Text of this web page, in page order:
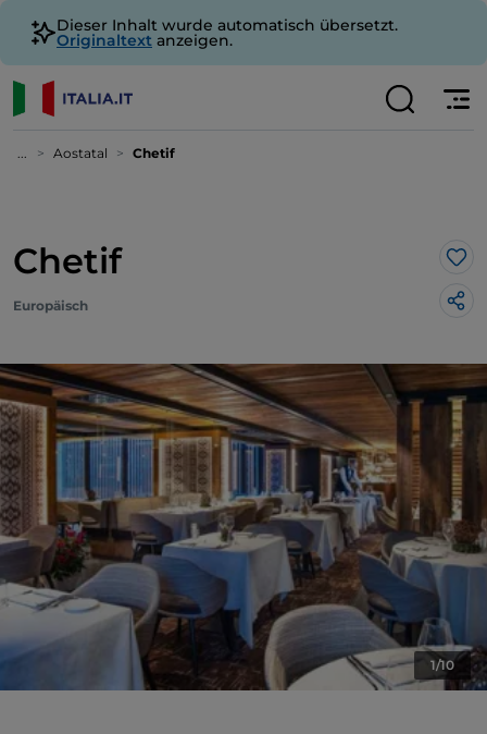
Dieser Inhalt wurde automatisch übersetzt.
Originaltext anzeigen.
... Aostatal Chetif
Chetif
Europäisch
1/10